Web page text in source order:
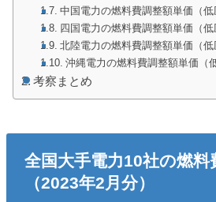
中国電力の燃料費調整額単価（低
四国電力の燃料費調整額単価（低
北陸電力の燃料費調整額単価（低
沖縄電力の燃料費調整額単価（
考察まとめ
全国大手電力10社の燃料
（2023年2月分）